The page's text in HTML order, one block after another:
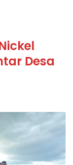
Desa